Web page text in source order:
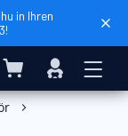
in Ihren
Mein Warenkorb
Anmelden
Warenkorb